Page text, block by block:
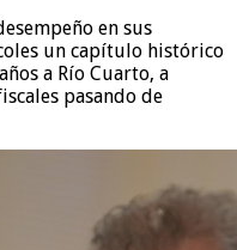
en sus
un capítulo histórico
a Río Cuarto, a
pasando de